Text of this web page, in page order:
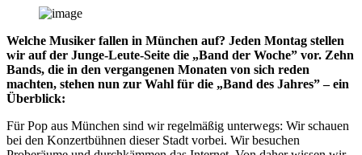
Welche Musiker fallen in München auf? Jeden Montag stellen
wir auf der Junge-Leute-Seite die „Band der Woche” vor. Zehn
Bands, die in den vergangenen Monaten von sich reden
machten, stehen nun zur Wahl für die „Band des Jahres” – ein
Überblick:
Für Pop aus München sind wir regelmäßig unterwegs: Wir schauen
bei den Konzertbühnen dieser Stadt vorbei. Wir besuchen